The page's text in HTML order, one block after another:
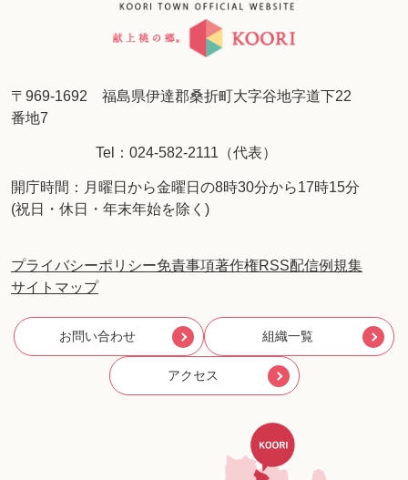
〒969-1692 福島県伊達郡桑折町大字谷地字道下22
番地7
Tel：024-582-2111（代表）
開庁時間：月曜日から金曜日の8時30分から17時15分
(祝日・休日・年末年始を除く)
プライバシーポリシー免責事項著作権RSS配信例規集
サイトマップ
お問い合わせ 組織一覧
アクセス